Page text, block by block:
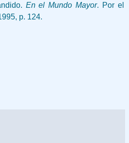
En el Mundo Mayor. Por el
p. 124.